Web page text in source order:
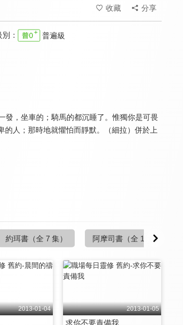
收藏 分享
別： 普遍級
發，坐車的；騎馬的都沉睡了。惟獨你是可畏
人；那時地就懼怕而靜默。（細拉）併於上
約珥書 （全 7 集） 阿摩司書 （全 14 集）
2013-01-04 2013-01-05
求你不要責備我